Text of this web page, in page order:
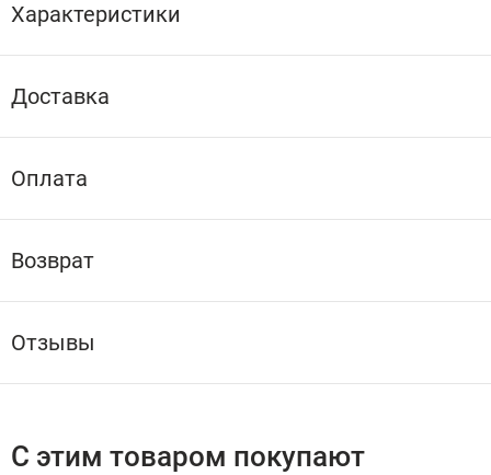
Характеристики
Доставка
Оплата
Возврат
Отзывы
С этим товаром покупают